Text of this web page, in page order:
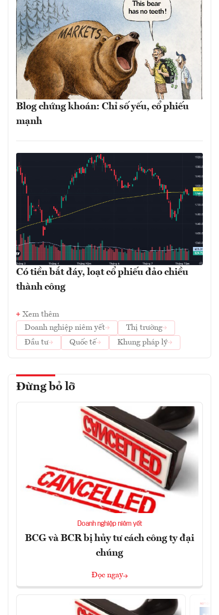
Blog chứng khoán: Chỉ số yếu, cổ phiếu
mạnh
Có tiền bắt đáy, loạt cổ phiếu đảo chiều
thành công
Xem thêm
Doanh nghiệp niêm yết
Thị trường
Đầu tư
Quốc tế Khung pháp lý
Đừng bỏ lỡ
Doanh nghiệp niêm yết
BCG và BCR bị hủy tư cách công ty đại
chúng
Đọc ngay